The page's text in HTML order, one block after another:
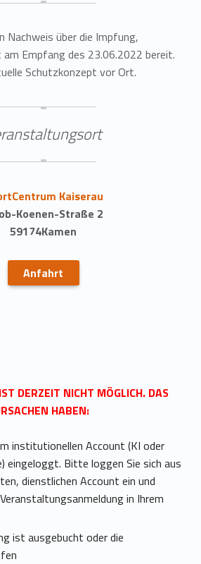
Nachweis über die Impfung,
Empfang des 23.06.2022 bereit.
Schutzkonzept vor Ort.
Kaiserau
Koenen-Straße 2
59174Kamen
Anfahrt
DERZEIT NICHT MÖGLICH. DAS
HABEN:
institutionellen Account (KI oder
eingeloggt. Bitte loggen Sie sich aus
dienstlichen Account ein und
in Ihrem
ist ausgebucht oder die